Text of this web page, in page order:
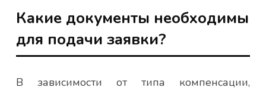
Какие документы необходимы
для подачи заявки?
В зависимости от типа компенсации,